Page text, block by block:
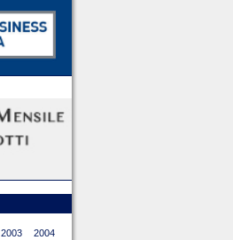
2003 2004